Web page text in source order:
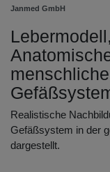
Janmed GmbH
Realistische
Gefäßsystem in der
dargestellt.